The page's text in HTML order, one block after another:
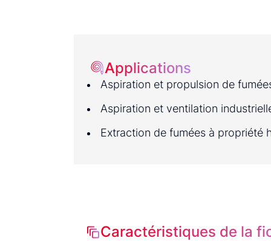
Applications
Aspiration et propulsion de
Aspiration et ventilation
Extraction de fumées à propriété
Caractéristiques de la